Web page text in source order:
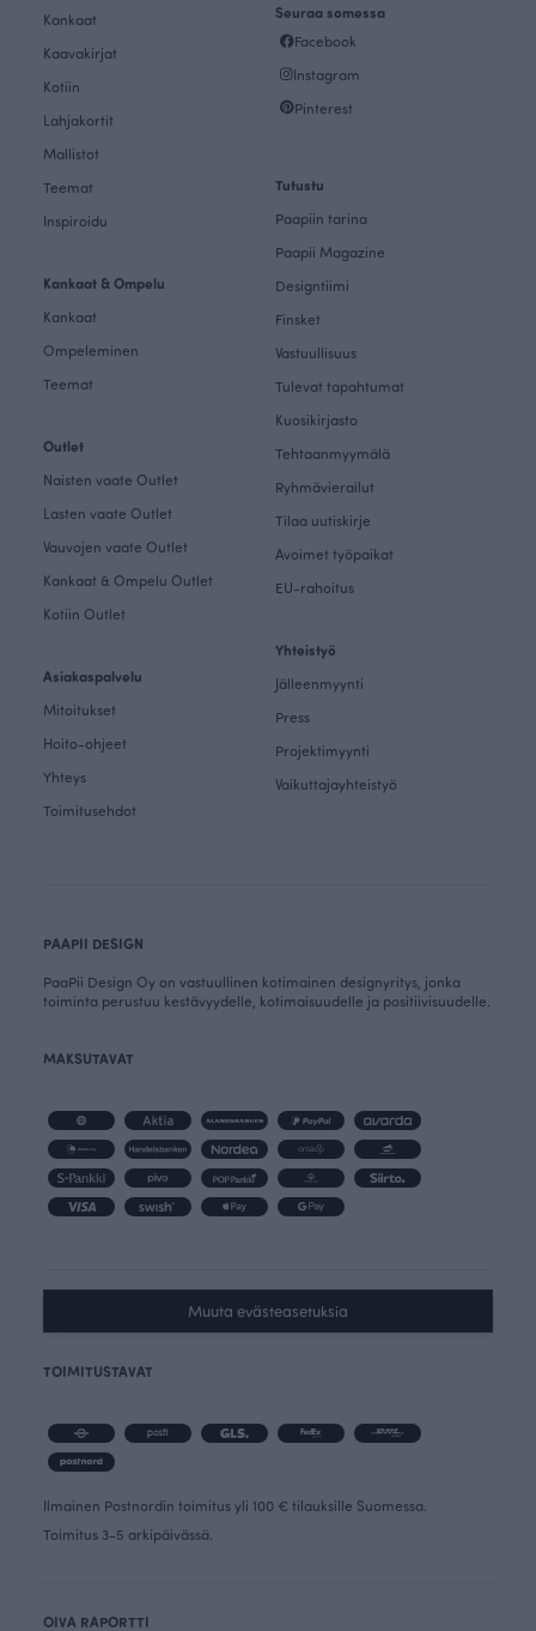
Kankaat
Kaavakirjat
Kotiin
Lahjakortit
Mallistot
Teemat
Inspiroidu
Kankaat & Ompelu
Kankaat
Ompeleminen
Teemat
Outlet
Naisten vaate Outlet
Lasten vaate Outlet
Vauvojen vaate Outlet
Kankaat & Ompelu Outlet
Kotiin Outlet
Asiakaspalvelu
Mitoitukset
Hoito-ohjeet
Yhteys
Toimitusehdot
Seuraa somessa
Facebook
Instagram
Pinterest
Tutustu
Paapiin tarina
Paapii Magazine
Designtiimi
Finsket
Vastuullisuus
Tulevat tapahtumat
Kuosikirjasto
Tehtaanmyymälä
Ryhmävierailut
Tilaa uutiskirje
Avoimet työpaikat
EU-rahoitus
Yhteistyö
Jälleenmyynti
Press
Projektimyynti
Vaikuttajayhteistyö
PAAPII DESIGN
PaaPii Design Oy on vastuullinen kotimainen designyritys, jonka
toiminta perustuu kestävyydelle, kotimaisuudelle ja positiivisuudelle.
MAKSUTAVAT
Muuta evästeasetuksia
TOIMITUSTAVAT
Ilmainen Postnordin toimitus yli 100 € tilauksille Suomessa.
Toimitus 3-5 arkipäivässä.
OIVA RAPORTTI